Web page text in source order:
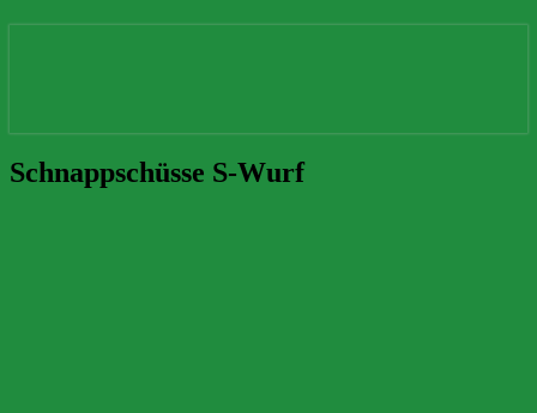
Schnappschüsse
S-
Schnappschüsse S-Wurf